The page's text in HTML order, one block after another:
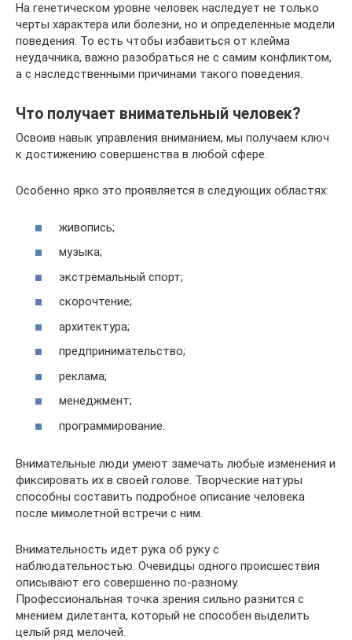
На генетическом уровне человек наследует не только
черты характера или болезни, но и определенные модели
поведения. То есть чтобы избавиться от клейма
неудачника, важно разобраться не с самим конфликтом,
а с наследственными причинами такого поведения.
Что получает внимательный человек?
Освоив навык управления вниманием, мы получаем ключ
к достижению совершенства в любой сфере.
Особенно ярко это проявляется в следующих областях:
живопись;
музыка;
экстремальный спорт;
скорочтение;
архитектура;
предпринимательство;
реклама;
менеджмент;
программирование.
Внимательные люди умеют замечать любые изменения и
фиксировать их в своей голове. Творческие натуры
способны составить подробное описание человека
после мимолетной встречи с ним.
Внимательность идет рука об руку с
наблюдательностью. Очевидцы одного происшествия
описывают его совершенно по-разному.
Профессиональная точка зрения сильно разнится с
мнением дилетанта, который не способен выделить
целый ряд мелочей.